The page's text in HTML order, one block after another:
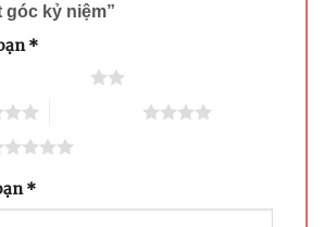
kỷ niệm”
*
*